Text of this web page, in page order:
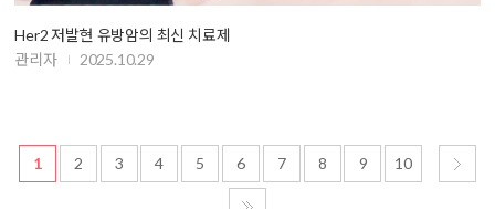
Her2 저발현 유방암의 최신 치료제
관리자
2025.10.29
1 2 3 4 5 6 7 8 9 10